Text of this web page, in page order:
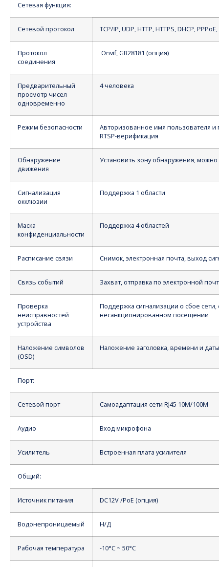
Сетевая функция:
Сетевой протокол TCP/IP, UDP, HTTP, HTTPS, DHCP,
Протокол
соединения
Onvif, GB28181 (опция)
Предварительный
просмотр чисел
одновременно
4 человека
Режим безопасности
Авторизованное имя пользователя
RTSP-верификация
Обнаружение
движения
Установить зону обнаружения,
Сигнализация
окклюзии
Поддержка 1 области
Маска
конфиденциальности
Поддержка 4 областей
Расписание связи Снимок, электронная почта, выход
Связь событий Захват, отправка по электронной
Проверка
неисправностей
устройства
Поддержка сигнализации о сбое
несанкционированном посещении
Наложение символов
(OSD)
Наложение заголовка, времени и
Порт:
Сетевой порт Самоадаптация сети RJ45 10M/100M
Аудио Вход микрофона
Усилитель Встроенная плата усилителя
Общий:
Источник питания DC12V /PoE (опция)
Водонепроницаемый Н/Д
Рабочая температура -10°С ~ 50°С